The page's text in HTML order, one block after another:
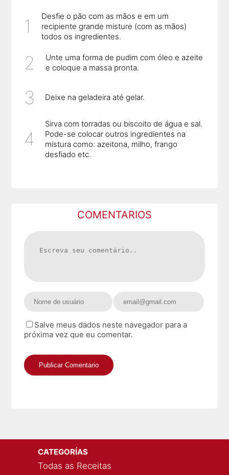
Desfie o pão com as mãos e em um
recipiente grande misture (com as mãos)
todos os ingredientes.
Unte uma forma de pudim com óleo e azeite
e coloque a massa pronta.
Deixe na geladeira até gelar.
Sirva com torradas ou biscoito de água e sal.
Pode-se colocar outros ingredientes na
mistura como: azeitona, milho, frango
desfiado etc.
COMENTARIOS
Salve meus dados neste navegador para a
próxima vez que eu comentar.
CATEGORÍAS
Todas as Receitas